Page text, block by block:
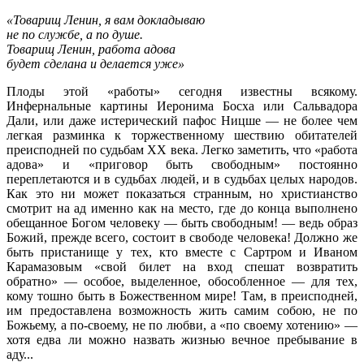
«Товарищ Ленин, я вам докладываю
не по службе, а по душе.
Товарищ Ленин, работа адова
будет сделана и делается уже»
Плоды этой «работы» сегодня известны всякому.
Инфернальные картины Иеронима Босха или Сальвадора
Дали, или даже истерический пафос Ницше — не более чем
легкая разминка к торжественному шествию обитателей
преисподней по судьбам ХХ века. Легко заметить, что «работа
адова» и «приговор быть свободным» постоянно
переплетаются и в судьбах людей, и в судьбах целых народов.
Как это ни может показаться странным, но христианство
смотрит на ад именно как на место, где до конца выполнено
обещанное Богом человеку — быть свободным! — ведь образ
Божий, прежде всего, состоит в свободе человека! Должно же
быть пристанище у тех, кто вместе с Сартром и Иваном
Карамазовым «свой билет на вход спешат возвратить
обратно» — особое, выделенное, обособленное — для тех,
кому тошно быть в Божественном мире! Там, в преисподней,
им предоставлена возможность жить самим собою, не по
Божьему, а по-своему, не по любви, а «по своему хотению» —
хотя едва ли можно назвать жизнью вечное пребывание в
аду...